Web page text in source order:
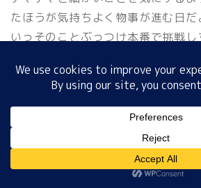
たほうが気持ちよく物事が進む日だ
いっそのことぶっつけ本番で挑戦
テレビはじっくり見るといいよ☆
ラッキーナンバー：75
ラッキーカラー ：チャコールグレー
恋 愛 運 ：26位 恋の苦労を楽
金 運：01位 お金に余裕があ
してね☆
プロフィール サイトマ
サ